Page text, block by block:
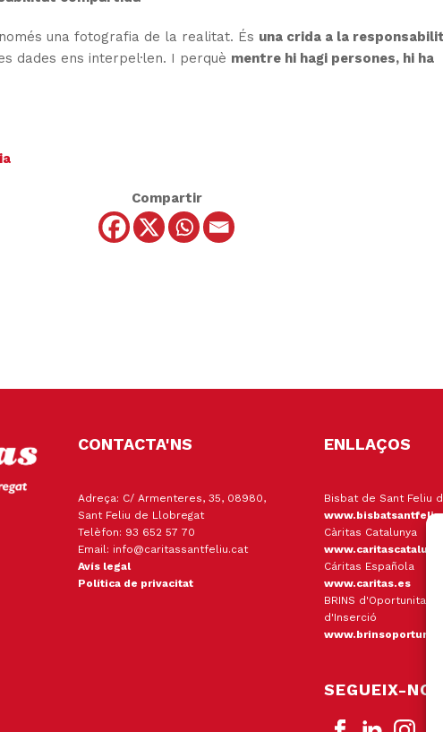
una fotografia de la realitat. És una crida a la
dades ens interpel·len. I perquè mentre hi hagi persones, hi ha
Compartir
CONTACTA'NS
Adreça: C/ Armenteres, 35, 08980,
Sant Feliu de Llobregat
Telèfon: 93 652 57 70
Email: info@caritassantfeliu.cat
Avís legal
Política de privacitat
ENLLAÇOS
Bisbat de Sant Feliu
Càritas Catalunya
Cáritas Española
www.caritas.es
BRINS d'Oportunitats
d'Inserció
SEGUEIX-NOS